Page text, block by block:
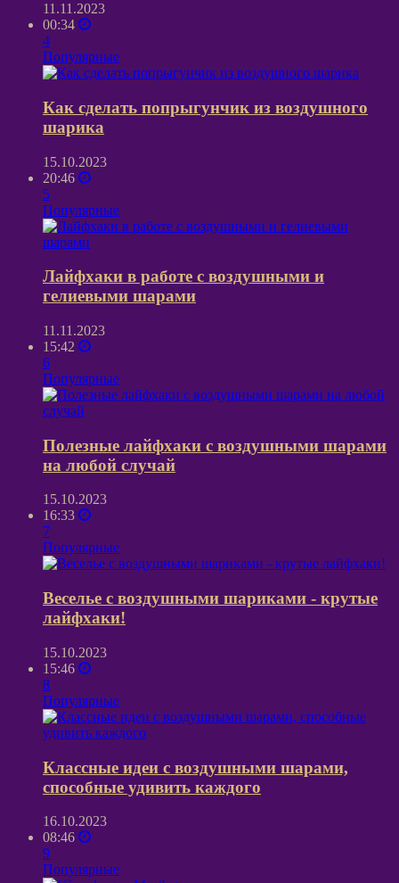
11.11.2023
00:34
4
Популярные
Как сделать попрыгунчик из воздушного
шарика
15.10.2023
20:46
5
Популярные
Лайфхаки в работе с воздушными и
гелиевыми шарами
11.11.2023
15:42
6
Популярные
Полезные лайфхаки с воздушными шарами
на любой случай
15.10.2023
16:33
7
Популярные
Веселье с воздушными шариками - крутые
лайфхаки!
15.10.2023
15:46
8
Популярные
Классные идеи с воздушными шарами,
способные удивить каждого
16.10.2023
08:46
9
Популярные